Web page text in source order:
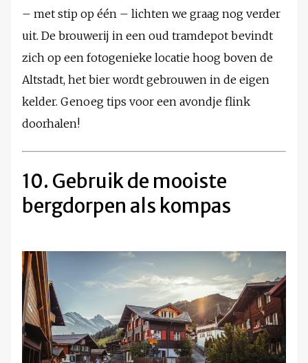
– met stip op één – lichten we graag nog verder
uit. De brouwerij in een oud tramdepot bevindt
zich op een fotogenieke locatie hoog boven de
Altstadt, het bier wordt gebrouwen in de eigen
kelder. Genoeg tips voor een avondje flink
doorhalen!
10. Gebruik de mooiste
bergdorpen als kompas